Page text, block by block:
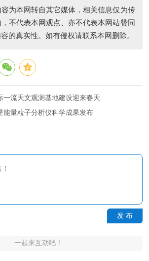
容为本网转自其它媒体，相关信息仅为传
不代表本网观点、亦不代表本网站赞同
的真实性。如有侵权请联系本网删除。
一流天文观测基地建设迎来春天
能量粒子分析仪科学成果发布
发 布
一起来互动吧！